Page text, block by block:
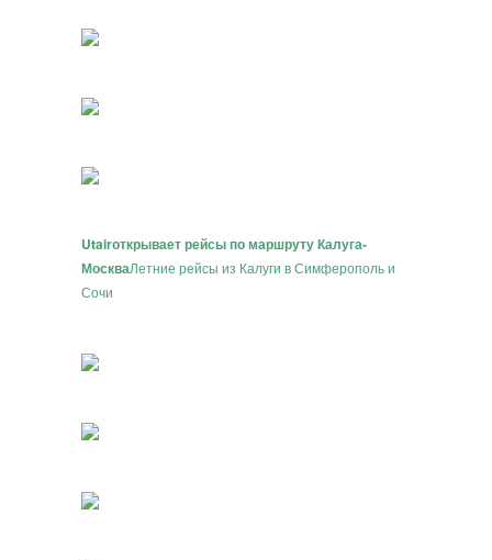
Utairоткрывает рейсы по маршруту Калуга-
МоскваЛетние рейсы из Калуги в Симферополь и
Сочи